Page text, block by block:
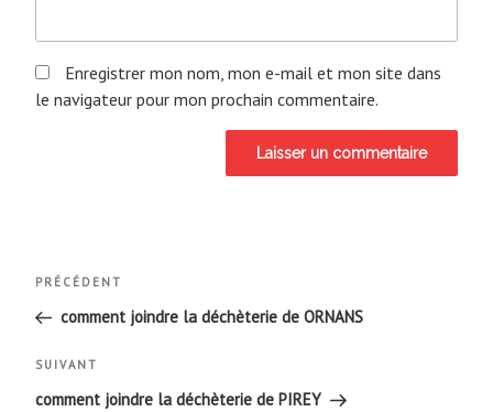
Enregistrer mon nom, mon e-mail et mon site dans
le navigateur pour mon prochain commentaire.
Navigation
de
l’article
Article
précédent
PRÉCÉDENT
comment joindre la déchèterie de ORNANS
Article
suivant
SUIVANT
comment joindre la déchèterie de PIREY